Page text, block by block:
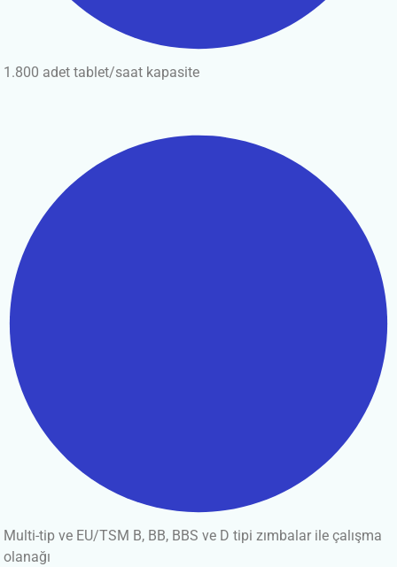
1.800 adet tablet/saat kapasite
Multi-tip ve EU/TSM B, BB, BBS ve D tipi zımbalar ile çalışma
olanağı